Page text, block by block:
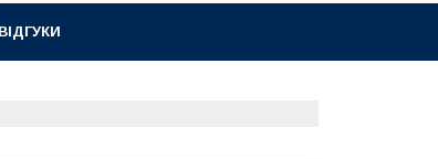
ВІДГУКИ